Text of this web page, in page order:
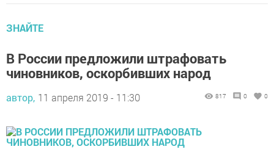
ЗНАЙТЕ
В России предложили штрафовать
чиновников, оскорбивших народ
автор, 11 апреля 2019 - 11:30 817 0 0